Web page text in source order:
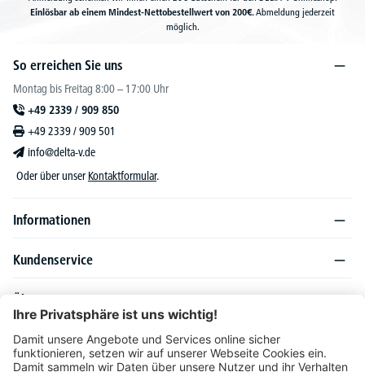
Einlösbar ab einem Mindest-Nettobestellwert von 200€.Abmeldung jederzeit
möglich.
So erreichen Sie uns
Montag bis Freitag 8:00 – 17:00 Uhr
+49 2339 / 909 850
+49 2339 / 909 501
info@delta-v.de
Oder über unser Kontaktformular.
Informationen
Kundenservice
Über DELTA-V
Produktsortiment